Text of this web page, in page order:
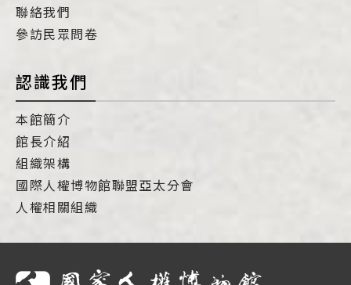
聯絡我們
參訪民眾問卷
認識我們
本館簡介
館長介紹
組織架構
國際人權博物館聯盟亞太分會
人權相關組織